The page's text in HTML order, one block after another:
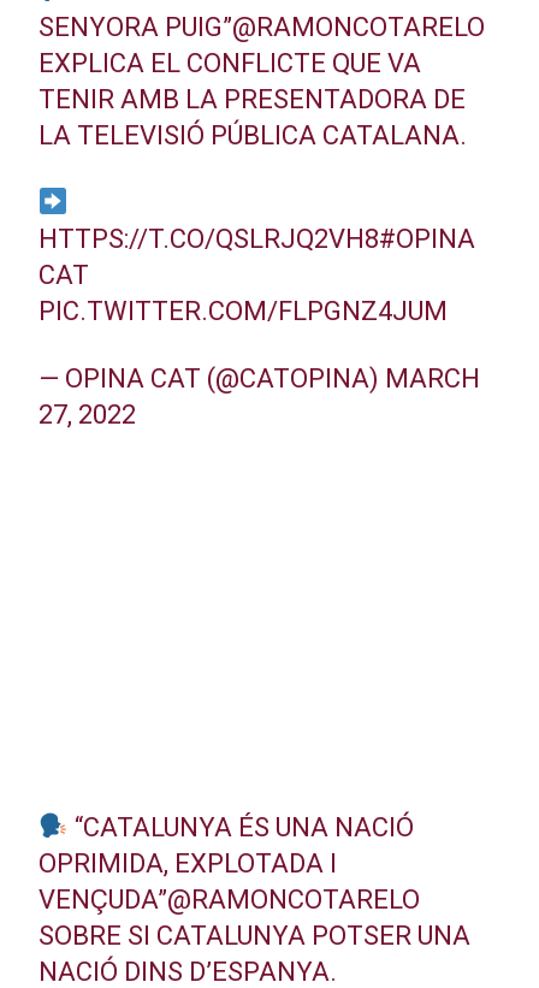
SENYORA PUIG”@RAMONCOTARELO
EXPLICA EL CONFLICTE QUE VA
TENIR AMB LA PRESENTADORA DE
LA TELEVISIÓ PÚBLICA CATALANA.
HTTPS://T.CO/QSLRJQ2VH8#OPINA
CAT
PIC.TWITTER.COM/FLPGNZ4JUM
— OPINA CAT (@CATOPINA) MARCH
27, 2022
“CATALUNYA ÉS UNA NACIÓ
OPRIMIDA, EXPLOTADA I
VENÇUDA”@RAMONCOTARELO
SOBRE SI CATALUNYA POTSER UNA
NACIÓ DINS D’ESPANYA.